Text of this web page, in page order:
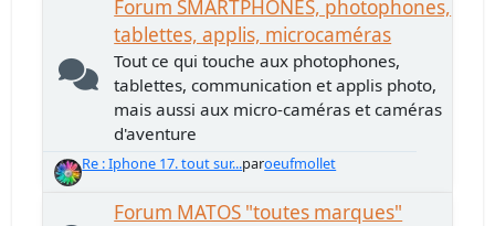
Forum SMARTPHONES, photophones,
tablettes, applis, microcaméras
Tout ce qui touche aux photophones,
tablettes, communication et applis photo,
mais aussi aux micro-caméras et caméras
d'aventure
Re : Iphone 17. tout sur...paroeufmollet
Forum MATOS "toutes marques"